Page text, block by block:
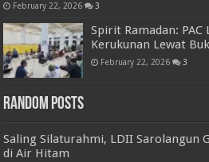
February 22, 2026 3
Spirit Ramadan:
Kerukunan Lewat
February 22, 2026 3
Random Posts
Saling Silaturahmi, LDII Sarolangun
di Air Hitam